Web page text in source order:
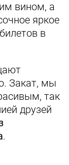
вином, а
яркое
в
Закат, мы
так
друзей
.